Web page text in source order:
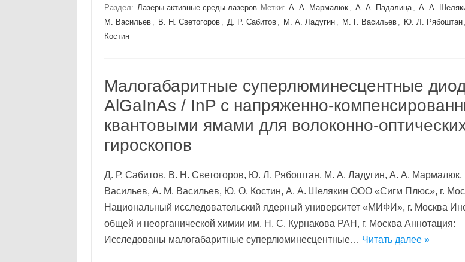
Раздел: Лазеры активные среды лазеров Метки: А. А. Мармалюк , А. А. Падалица , А. А.
М. Васильев , В. Н. Светогоров , Д. Р. Сабитов , М. А. Ладугин , М. Г. Васильев , Ю. Л. Рябоштан ,
Костин
Малогабаритные суперлюминесцентные
AlGaInAs / InP с напряженно-
квантовыми ямами для волоконно-
гироскопов
Д. Р. Сабитов, В. Н. Светогоров, Ю. Л. Рябоштан, М. А. Ладугин, А. А. Мармалюк,
Васильев, А. М. Васильев, Ю. О. Костин, А. А. Шелякин ООО «Сигм Плюс», г.
Национальный исследовательский ядерный университет «МИФИ», г. Москва
общей и неорганической химии им. Н. С. Курнакова РАН, г. Москва Аннотация:
Исследованы малогабаритные суперлюминесцентные… Читать далее »